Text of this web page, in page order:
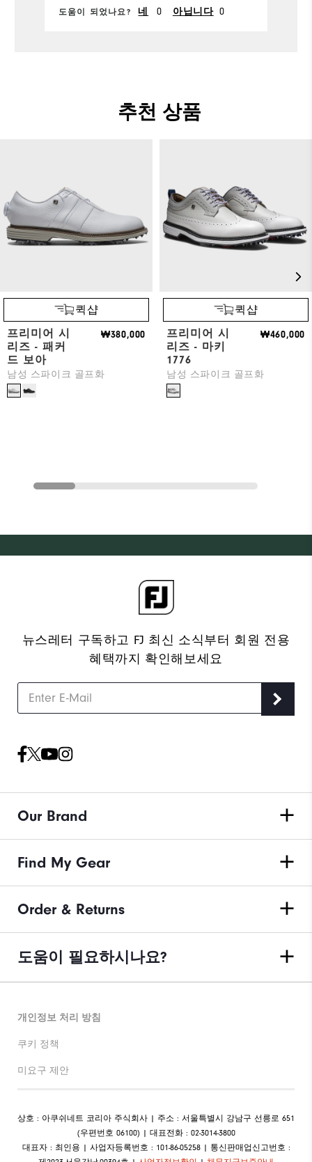
구매 사이즈 250
Wide
도움이 되었나요? 네 0 아닙니다 0
추천 상품
퀵샵
프리미어 시
리즈 - 패커
드 보아
남성 스파이크 골프화
₩380,000
퀵샵
프리미어 시
리즈 - 마키
1776
남성 스파이크 골프화
₩460,000
뉴스레터 구독하고 FJ 최신 소식부터 회원 전용
혜택까지 확인해보세요
Our Brand
Find My Gear
Order & Returns
도움이 필요하시나요?
개인정보 처리 방침
쿠키 정책
미요구 제안
상호 : 아쿠쉬네트 코리아 주식회사 | 주소 : 서울특별시 강남구 선릉로 651
(우편번호 06100) | 대표전화 : 02-3014-3800
대표자 : 최인용 | 사업자등록번호 : 101-86-05258 | 통신판매업신고번호 :